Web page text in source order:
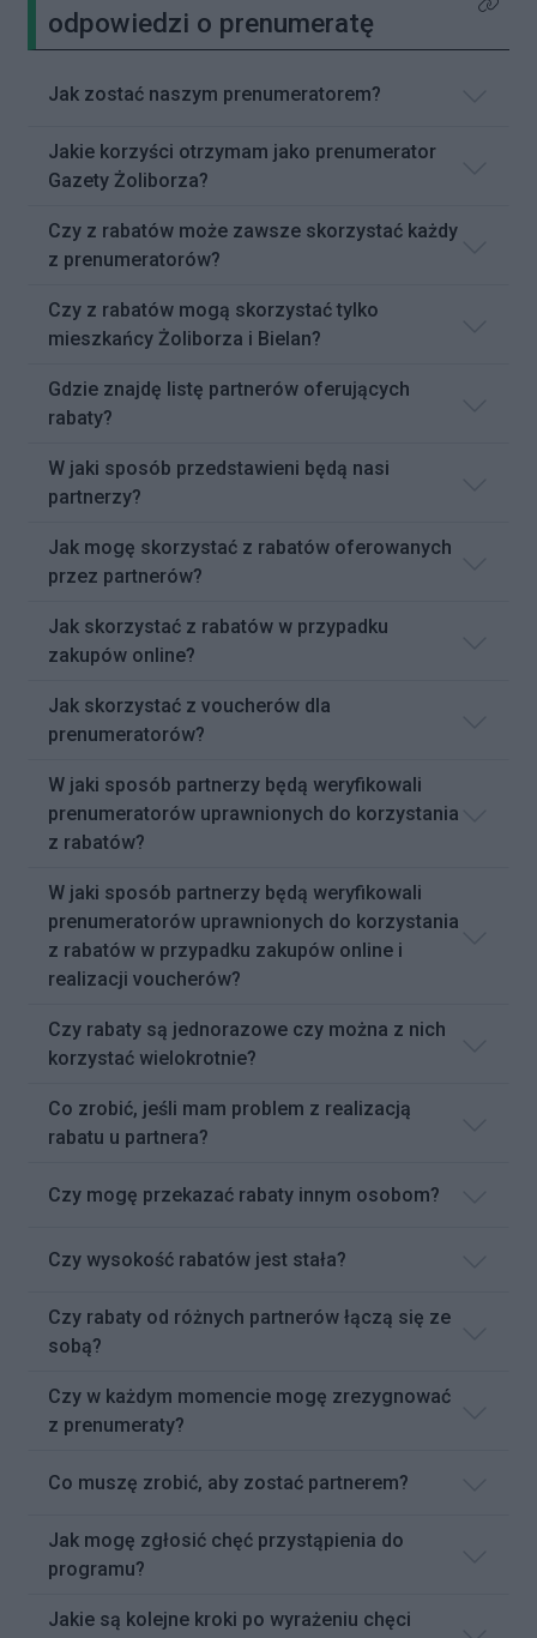
odpowiedzi o prenumeratę
Kliknij
Jak zostać naszym prenumeratorem?
Jakie korzyści otrzymam jako prenumerator
Gazety Żoliborza?
Czy z rabatów może zawsze skorzystać każdy
z prenumeratorów?
Czy z rabatów mogą skorzystać tylko
mieszkańcy Żoliborza i Bielan?
Gdzie znajdę listę partnerów oferujących
rabaty?
W jaki sposób przedstawieni będą nasi
partnerzy?
Jak mogę skorzystać z rabatów oferowanych
przez partnerów?
Jak skorzystać z rabatów w przypadku
zakupów online?
Jak skorzystać z voucherów dla
prenumeratorów?
W jaki sposób partnerzy będą weryfikowali
prenumeratorów uprawnionych do korzystania
z rabatów?
W jaki sposób partnerzy będą weryfikowali
prenumeratorów uprawnionych do korzystania
z rabatów w przypadku zakupów online i
realizacji voucherów?
Czy rabaty są jednorazowe czy można z nich
korzystać wielokrotnie?
Co zrobić, jeśli mam problem z realizacją
rabatu u partnera?
Czy mogę przekazać rabaty innym osobom?
Czy wysokość rabatów jest stała?
Czy rabaty od różnych partnerów łączą się ze
sobą?
Czy w każdym momencie mogę zrezygnować
z prenumeraty?
Co muszę zrobić, aby zostać partnerem?
Jak mogę zgłosić chęć przystąpienia do
programu?
Jakie są kolejne kroki po wyrażeniu chęci